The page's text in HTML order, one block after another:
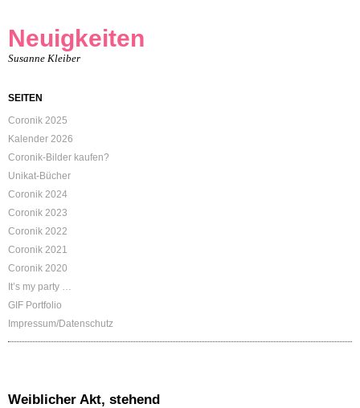
Neuigkeiten
Susanne Kleiber
SEITEN
Coronik 2025
Kalender 2026
Coronik-Bilder kaufen?
Unikat-Bücher
Coronik 2024
Coronik 2023
Coronik 2022
Coronik 2021
Coronik 2020
It’s my party …
GIF Portfolio
Impressum/Datenschutz
Weiblicher Akt, stehend